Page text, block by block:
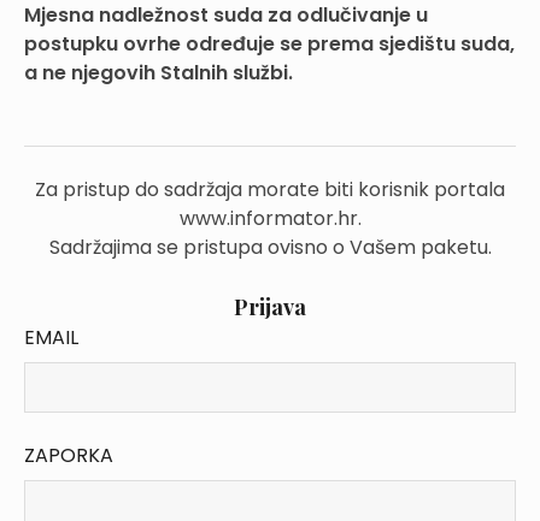
Mjesna nadležnost suda za odlučivanje u
postupku ovrhe određuje se prema sjedištu suda,
a ne njegovih Stalnih službi.
Za pristup do sadržaja morate biti korisnik portala
www.informator.hr.
Sadržajima se pristupa ovisno o Vašem paketu.
Prijava
EMAIL
ZAPORKA